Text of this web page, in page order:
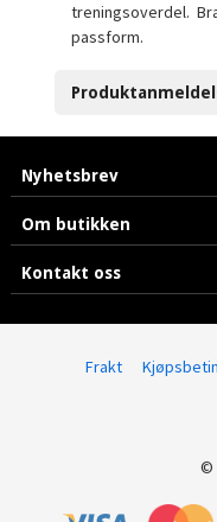
treningsoverdel.
passform.
Nyhetsbrev
Om butikken
Kontakt oss
Frakt
©